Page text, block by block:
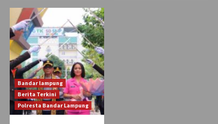
Bandar lampung
Berita Terkini
Polresta Bandar Lampung